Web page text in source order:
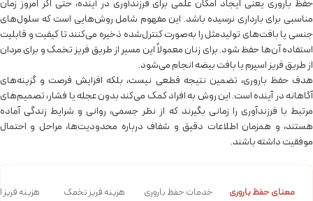
حفظ باروری یعنی ایجاد امکان علمی برای فرزندآوری در آینده، حتی اگر امروز زمان
مناسبی برای بارداری نرسیده باشد. این مفهوم شامل روش‌هایی است که سلول‌های
جنسی یا بافت‌های تولیدمثل را به‌صورت کنترل‌شده ذخیره می‌کنند تا کیفیت و قابلیت
استفاده آن‌ها حفظ شود. برای زنان معمولاً این مسیر از طریق فریز تخمک و برای مردان
از طریق فریز اسپرم یا بافت بیضه انجام می‌شود.
هدف حفظ باروری، تضمین نتیجه قطعی نیست، بلکه افزایش فرصت و گزینه‌های
آگاهانه در آینده است. این روش به افراد کمک می‌کند بدون عجله یا فشار، تصمیم‌های
مرتبط با فرزندآوری را زمانی بگیرند که از نظر جسمی، روانی و شرایط زندگی آماده
هستند، و همزمان اطلاعات دقیق و شفاف درباره محدودیت‌ها، مراحل و احتمال
موفقیت داشته باشند.
معنای حفظ باروری خدمات حفظ باروری هزینه فریز تخمک هزینه